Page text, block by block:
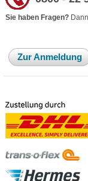
Sie haben Fragen?
Zur Anmeldung